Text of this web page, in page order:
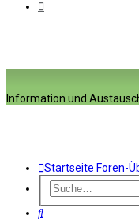
Information und
Startseite Foren-
Suche